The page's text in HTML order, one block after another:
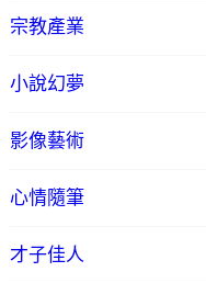
宗教產業
小說幻夢
影像藝術
心情隨筆
才子佳人